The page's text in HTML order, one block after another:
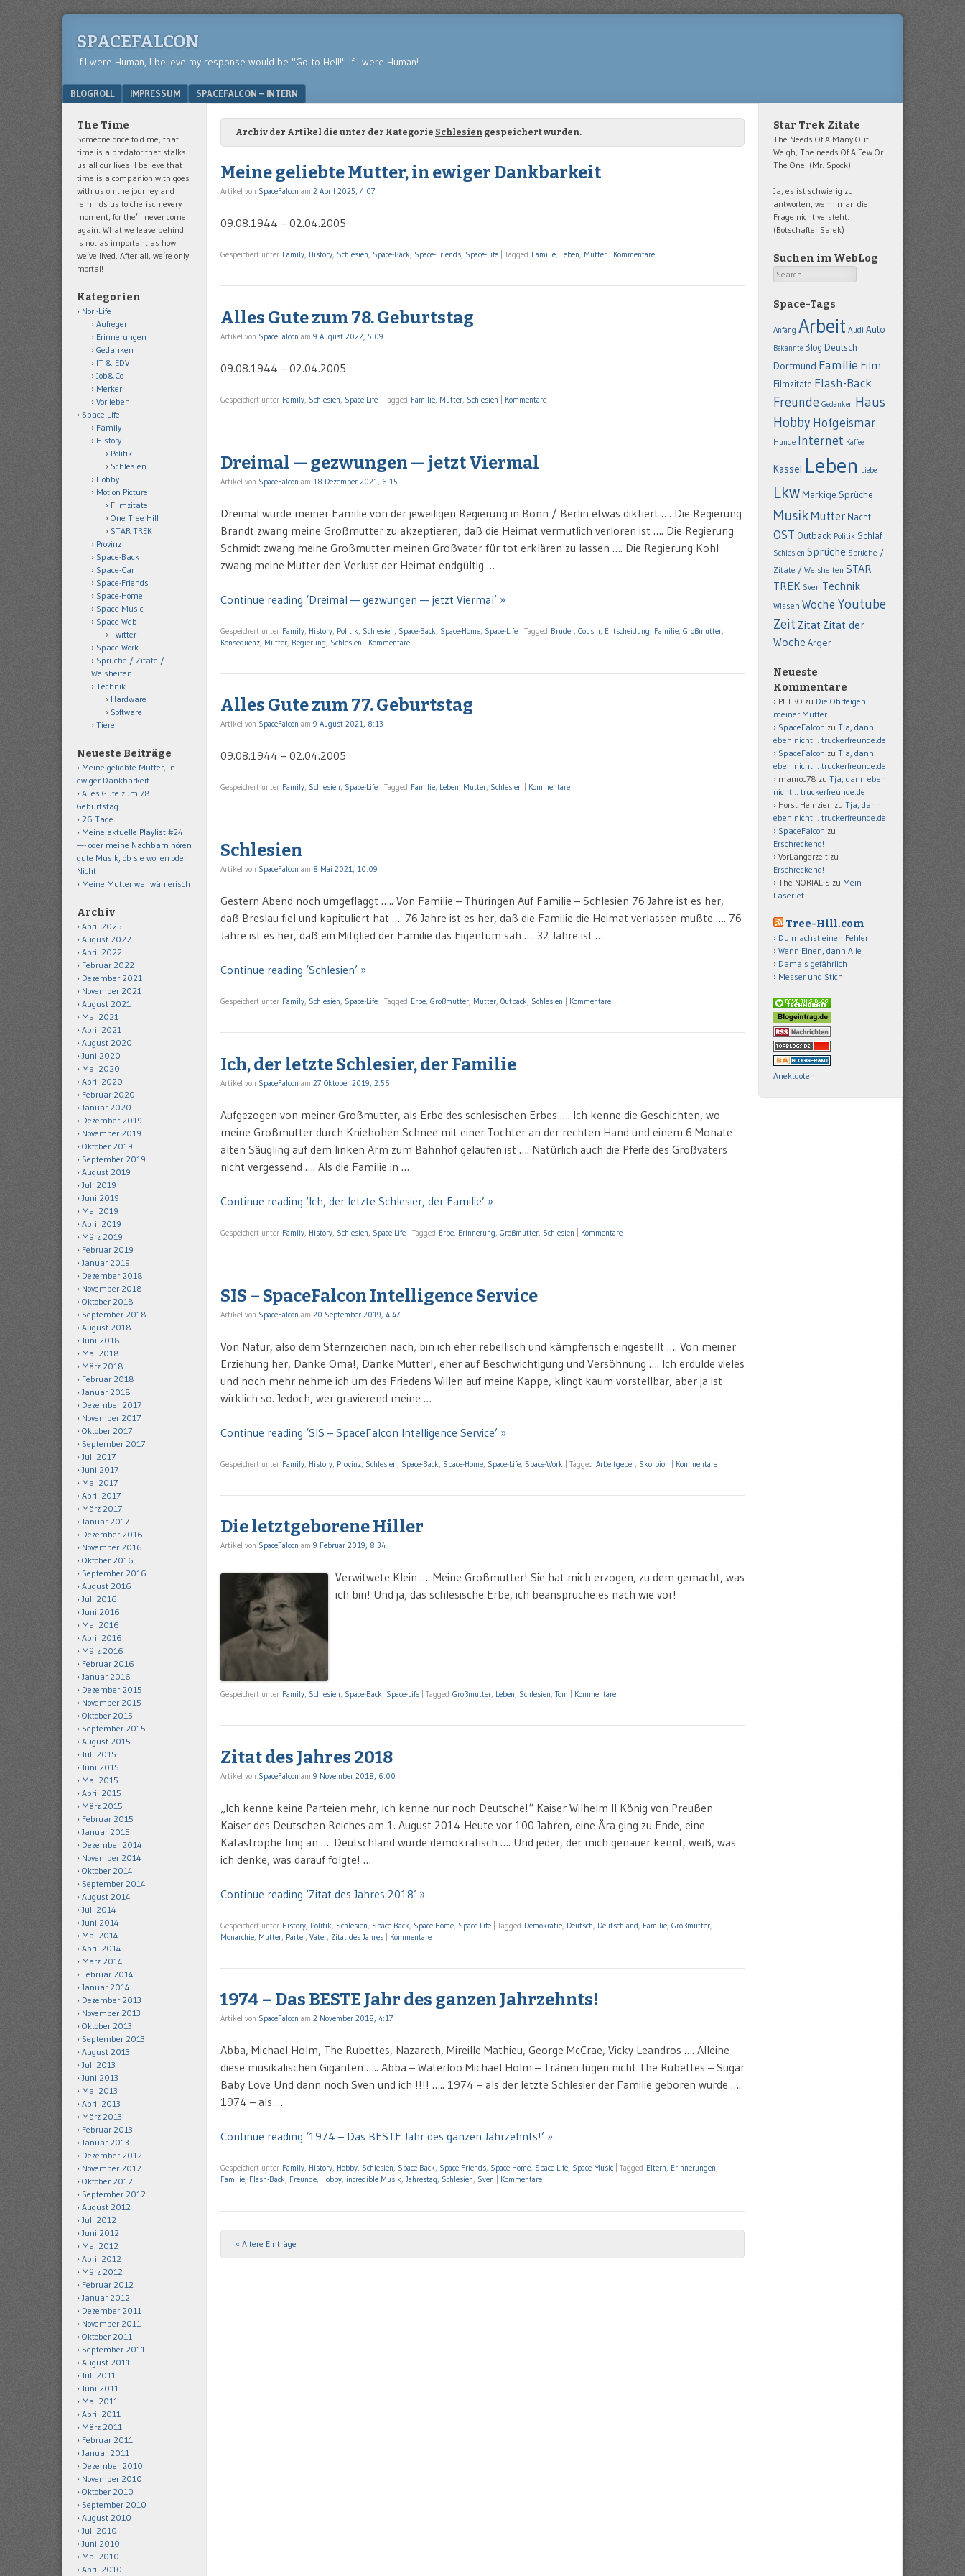
SPACEFALCON
If I were Human, I believe my response would be "Go to Hell!" If I were Human!
Menu
SKIP TO CONTENT
BLOGROLL IMPRESSUM SPACEFALCON – INTERN
Archiv der Artikel die unter der Kategorie Schlesien gespeichert wurden.
Meine geliebte Mutter, in ewiger Dankbarkeit
Artikel von SpaceFalcon am 2 April 2025, 4:07
09.08.1944 – 02.04.2005
Gespeichert unter Family, History, Schlesien, Space-Back, Space-Friends, Space-Life Tagged Familie, Leben, Mutter Kommentare
Alles Gute zum 78. Geburtstag
Artikel von SpaceFalcon am 9 August 2022, 5:09
09.08.1944 – 02.04.2005
Gespeichert unter Family Schlesien Space-Life Tagged Familie Mutter Schlesien Kommentare
Dreimal — gezwungen — jetzt Viermal
Artikel von SpaceFalcon am 18 Dezember 2021, 6:15
Dreimal wurde meiner Familie von der jeweiligen Regierung in Bonn / Berlin etwas diktiert …. Die Regierung
Brandt zwang meine Großmutter zu akzeptieren, daß die Heimat vermutlich verloren ist …. Die Regierung
Schmidt zwang meine Großmutter meinen Großvater für tot erklären zu lassen …. Die Regierung Kohl
zwang meine Mutter den Verlust der Heimat endgültig …
Continue reading ‘Dreimal — gezwungen — jetzt Viermal’ »
Gespeichert unter Family History Politik Schlesien Space-Back Space-Home Space-Life Tagged Bruder Cousin Entscheidung Familie Großmutter
Konsequenz Mutter Regierung Schlesien Kommentare
Alles Gute zum 77. Geburtstag
Artikel von SpaceFalcon am 9 August 2021, 8:13
09.08.1944 – 02.04.2005
Gespeichert unter Family, Schlesien, Space-Life Tagged Familie, Leben, Mutter, Schlesien Kommentare
Schlesien
Artikel von SpaceFalcon am 8 Mai 2021, 10:09
Gestern Abend noch umgeflaggt ….. Von Familie – Thüringen Auf Familie – Schlesien 76 Jahre ist es her,
daß Breslau fiel und kapituliert hat …. 76 Jahre ist es her, daß die Familie die Heimat verlassen mußte …. 76
Jahre ist es her, daß ein Mitglied der Familie das Eigentum sah …. 32 Jahre ist …
Continue reading ‘Schlesien’ »
Gespeichert unter Family, Schlesien, Space-Life Tagged Erbe, Großmutter, Mutter, Outback, Schlesien Kommentare
Ich, der letzte Schlesier, der Familie
Artikel von SpaceFalcon am 27 Oktober 2019, 2:56
Aufgezogen von meiner Großmutter, als Erbe des schlesischen Erbes …. Ich kenne die Geschichten, wo
meine Großmutter durch Kniehohen Schnee mit einer Tochter an der rechten Hand und einem 6 Monate
alten Säugling auf dem linken Arm zum Bahnhof gelaufen ist …. Natürlich auch die Pfeife des Großvaters
nicht vergessend …. Als die Familie in …
Continue reading ‘Ich, der letzte Schlesier, der Familie’ »
Gespeichert unter Family, History, Schlesien, Space-Life Tagged Erbe, Erinnerung, Großmutter, Schlesien Kommentare
SIS – SpaceFalcon Intelligence Service
Artikel von SpaceFalcon am 20 September 2019, 4:47
Von Natur, also dem Sternzeichen nach, bin ich eher rebellisch und kämpferisch eingestellt …. Von meiner
Erziehung her, Danke Oma!, Danke Mutter!, eher auf Beschwichtigung und Versöhnung …. Ich erdulde vieles
und noch mehr nehme ich um des Friedens Willen auf meine Kappe, klingt kaum vorstellbar, aber ja ist
wirklich so. Jedoch, wer gravierend meine …
Continue reading ‘SIS – SpaceFalcon Intelligence Service’ »
Gespeichert unter Family History Provinz Schlesien Space-Back Space-Home Space-Life Space-Work Tagged Arbeitgeber Skorpion Kommentare
Die letztgeborene Hiller
Artikel von SpaceFalcon am 9 Februar 2019, 8:34
Verwitwete Klein …. Meine Großmutter! Sie hat mich erzogen, zu dem gemacht, was
ich bin! Und ja, das schlesische Erbe, ich beanspruche es nach wie vor!
Gespeichert unter Family, Schlesien, Space-Back, Space-Life Tagged Großmutter, Leben, Schlesien, Tom Kommentare
Zitat des Jahres 2018
Artikel von SpaceFalcon am 9 November 2018, 6:00
„Ich kenne keine Parteien mehr, ich kenne nur noch Deutsche!“ Kaiser Wilhelm II König von Preußen
Kaiser des Deutschen Reiches am 1. August 2014 Heute vor 100 Jahren, eine Ära ging zu Ende, eine
Katastrophe fing an …. Deutschland wurde demokratisch …. Und jeder, der mich genauer kennt, weiß, was
ich denke, was darauf folgte! …
Continue reading ‘Zitat des Jahres 2018’ »
Gespeichert unter History Politik Schlesien Space-Back Space-Home Space-Life Tagged Demokratie Deutsch Deutschland Familie Großmutter
Monarchie Mutter Partei Vater Zitat des Jahres Kommentare
1974 – Das BESTE Jahr des ganzen Jahrzehnts!
Artikel von SpaceFalcon am 2 November 2018, 4:17
Abba, Michael Holm, The Rubettes, Nazareth, Mireille Mathieu, George McCrae, Vicky Leandros …. Alleine
diese musikalischen Giganten ….. Abba – Waterloo Michael Holm – Tränen lügen nicht The Rubettes – Sugar
Baby Love Und dann noch Sven und ich !!!! ….. 1974 – als der letzte Schlesier der Familie geboren wurde ….
1974 – als …
Continue reading ‘1974 – Das BESTE Jahr des ganzen Jahrzehnts!’ »
Gespeichert unter Family, History, Hobby, Schlesien, Space-Back, Space-Friends, Space-Home, Space-Life, Space-Music Tagged Eltern, Erinnerungen,
Familie, Flash-Back, Freunde, Hobby, incredible Musik, Jahrestag, Schlesien, Sven Kommentare
Post navigation
« Ältere Einträge
The Time
Someone once told me, that
time is a predator that stalks
us all our lives. I believe that
time is a companion with goes
with us on the journey and
reminds us to cherisch every
moment, for the’ll never come
again. What we leave behind
is not as important as how
we’ve lived. After all, we’re only
mortal!
Kategorien
Nori-Life
Aufreger
Erinnerungen
Gedanken
IT & EDV
Job&Co
Merker
Vorlieben
Space-Life
Family
History
Politik
Schlesien
Hobby
Motion Picture
Filmzitate
One Tree Hill
STAR TREK
Provinz
Space-Back
Space-Car
Space-Friends
Space-Home
Space-Music
Space-Web
Twitter
Space-Work
Sprüche / Zitate /
Weisheiten
Technik
Hardware
Software
Tiere
Neueste Beiträge
Meine geliebte Mutter, in
ewiger Dankbarkeit
Alles Gute zum 78.
Geburtstag
26 Tage
Meine aktuelle Playlist #24
—- oder meine Nachbarn hören
gute Musik, ob sie wollen oder
Nicht
Meine Mutter war wählerisch
Archiv
April 2025
August 2022
April 2022
Februar 2022
Dezember 2021
November 2021
August 2021
Mai 2021
April 2021
August 2020
Juni 2020
Mai 2020
April 2020
Februar 2020
Januar 2020
Dezember 2019
November 2019
Oktober 2019
September 2019
August 2019
Juli 2019
Juni 2019
Mai 2019
April 2019
März 2019
Februar 2019
Januar 2019
Dezember 2018
November 2018
Oktober 2018
September 2018
August 2018
Juni 2018
Mai 2018
März 2018
Februar 2018
Januar 2018
Dezember 2017
November 2017
Oktober 2017
September 2017
Juli 2017
Juni 2017
Mai 2017
April 2017
März 2017
Januar 2017
Dezember 2016
November 2016
Oktober 2016
September 2016
August 2016
Juli 2016
Juni 2016
Mai 2016
April 2016
März 2016
Februar 2016
Januar 2016
Dezember 2015
November 2015
Oktober 2015
September 2015
August 2015
Juli 2015
Juni 2015
Mai 2015
April 2015
März 2015
Februar 2015
Januar 2015
Dezember 2014
November 2014
Oktober 2014
September 2014
August 2014
Juli 2014
Juni 2014
Mai 2014
April 2014
März 2014
Februar 2014
Januar 2014
Dezember 2013
November 2013
Oktober 2013
September 2013
August 2013
Juli 2013
Juni 2013
Mai 2013
April 2013
März 2013
Februar 2013
Januar 2013
Dezember 2012
November 2012
Oktober 2012
September 2012
August 2012
Juli 2012
Juni 2012
Mai 2012
April 2012
März 2012
Februar 2012
Januar 2012
Dezember 2011
November 2011
Oktober 2011
September 2011
August 2011
Juli 2011
Juni 2011
Mai 2011
April 2011
März 2011
Februar 2011
Januar 2011
Dezember 2010
November 2010
Oktober 2010
September 2010
August 2010
Juli 2010
Juni 2010
Mai 2010
April 2010
Star Trek Zitate
The Needs Of A Many Out
Weigh, The needs Of A Few Or
The One! (Mr. Spock)
Ja, es ist schwierig zu
antworten, wenn man die
Frage nicht versteht.
(Botschafter Sarek)
Suchen im WebLog
Search
Space-Tags
Anfang Arbeit Audi Auto
Bekannte Blog Deutsch
Dortmund Familie Film
Filmzitate Flash-Back
Freunde Gedanken Haus
HobbyHofgeismar
Hunde Internet Kaffee
Kassel Leben Liebe
LkwMarkige Sprüche
MusikMutter Nacht
OST Outback Politik Schlaf
Schlesien Sprüche Sprüche /
Zitate / Weisheiten STAR
TREK Sven Technik
Wissen Woche Youtube
Zeit Zitat Zitat der
Woche Ärger
Neueste
Kommentare
PETRO zu Die Ohrfeigen
meiner Mutter
SpaceFalcon zu Tja, dann
eben nicht… truckerfreunde.de
SpaceFalcon zu Tja, dann
eben nicht… truckerfreunde.de
manroc78 zu Tja, dann eben
nicht… truckerfreunde.de
Horst Heinzierl zu Tja, dann
eben nicht… truckerfreunde.de
SpaceFalcon zu
Erschreckend!
VorLangerzeit zu
Erschreckend!
The NORIALIS zu Mein
LaserJet
Tree-Hill.com
Du machst einen Fehler
Wenn Einen, dann Alle
Damals gefährlich
Messer und Stich
Anektdoten